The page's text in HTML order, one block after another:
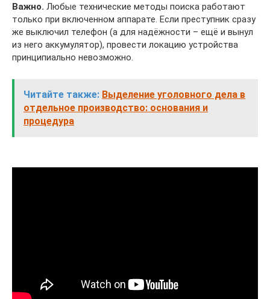
Важно. Любые технические методы поиска работают
только при включенном аппарате. Если преступник сразу
же выключил телефон (а для надёжности – ещё и вынул
из него аккумулятор), провести локацию устройства
принципиально невозможно.
Читайте также: Выделение уголовного дела в
отдельное производство: основания и
процедура